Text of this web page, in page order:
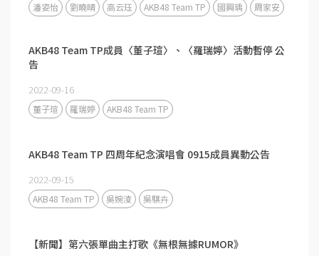
潘姿怡 劉曉晴 高云珏 AKB48 Team TP 國興瑀 周家安
AKB48 Team TP成員〈董子瑄〉、〈羅瑞婷〉活動暫停 公
告
2022-09-16
董子瑄 羅瑞婷 AKB48 Team TP
AKB48 Team TP 四周年紀念演唱會 0915成員異動公告
2022-09-15
AKB48 Team TP 吳婉淩 吳騏卉
【新聞】第六張單曲主打歌《無根無據RUMOR》